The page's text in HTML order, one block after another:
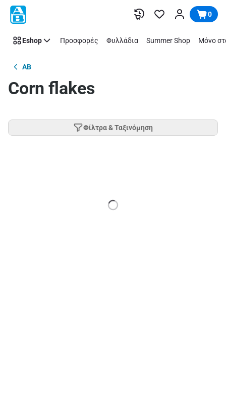
Παράλειψη 0
Eshop Προσφορές Φυλλάδια Summer Shop Μόνο
AB
Corn flakes
Φίλτρα & Ταξινόμηση